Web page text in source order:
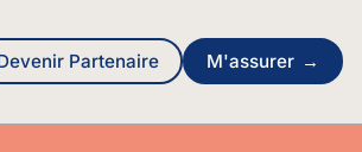
Partenaire M'assurer →